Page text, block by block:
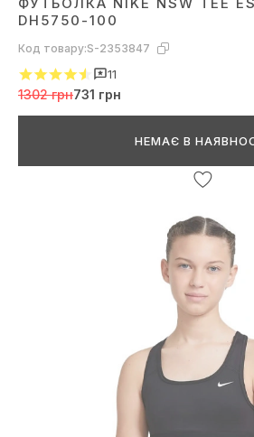
ФУТБОЛКА NIKE NSW TEE
DH5750-100
Код товару:S-2353847
11
1302 грн731 грн
НЕМАЄ В